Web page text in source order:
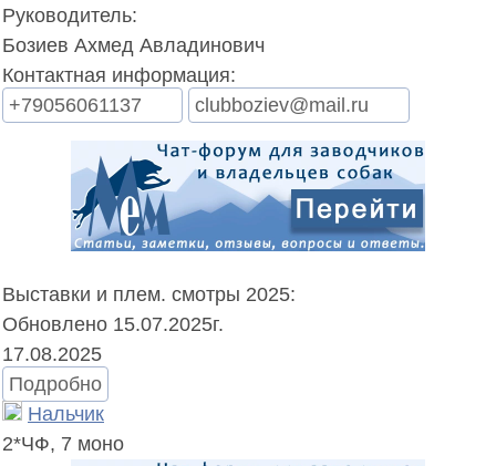
Руководитель:
Бозиев Ахмед Авладинович
Контактная информация:
+79056061137
clubboziev@mail.ru
Выставки и плем. смотры 2025:
Обновлено 15.07.2025г.
17.08.2025
Подробно
Нальчик
2*ЧФ, 7 моно